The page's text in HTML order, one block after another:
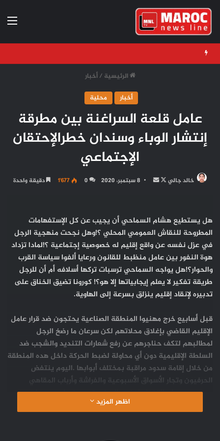
الرئيسية / أخبار
أخبار
محلية
عامل قلعة السراغنة بين مطرقة
إنتشار الوباء وسندان خطرالإحتقان
الإجتماعي
خالد جالي
تابعأرسل 8 سبتمبر، 2020 0 1٬677 دقيقة واحدة
هل يستطيع هشام السماحي أن يجيب عن كل الإستفهامات
المطروحة للنقاش العمومي المحلي ؟!وهل نجحت منهجية الرجل
في عزل نفسه عن واقع إقليم له خصوصية إجتماعية ؟!لمادا تزداد
هوة النفور بين عامل منظبط للقانون ورعايا ألفوا سياسة القرب
والحوار؟!هل يواجه السماحي ترسبات تركها أسلافه أم أن للرجل
طريقة تفكير لا يعلم إيجابياتها إلا هو؟! كورونا تضيق الخناق على
تدبيره لإنقاد إقليم ينزلق بسرعة إلى الهاوية.
قبل أسابيع خرج مهنيوا المنطقة الصناعية يحتجون ضد قرار عامل
الإقليم القاضي بإغلاق محلاتهم لكن سرعان ما رضخ الرجل
لمطالبهم لتكف حناجرهم عن رفع شعارات التنديد والشجب ضد
السلطة الإقليمية دون أي محاولة لضبط الحركة داخل هده المنطقة
من خلال إقامة سدود مراقبة بمختلف أبوابها .اليوم ينتفض
الحرفيون وتجار الأسواق الأسبوعية والفراشة وأرباب المقاهي
موجهين سهام الإنتقاد لنفس الرجل وقد يستسلم بسهولة
لمطالبهم للتخفيف من خطر الإحتقان الإجتماعي.
اظهر المزيد